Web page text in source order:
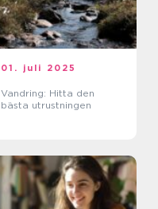
01. juli 2025
Vandring: Hitta den
bästa utrustningen